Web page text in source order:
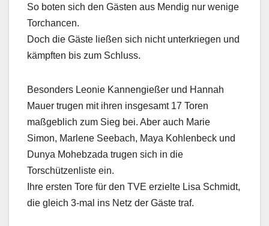
So boten sich den Gästen aus Mendig nur wenige
Torchancen.
Doch die Gäste ließen sich nicht unterkriegen und
kämpften bis zum Schluss.
Besonders Leonie Kannengießer und Hannah
Mauer trugen mit ihren insgesamt 17 Toren
maßgeblich zum Sieg bei. Aber auch Marie
Simon, Marlene Seebach, Maya Kohlenbeck und
Dunya Mohebzada trugen sich in die
Torschützenliste ein.
Ihre ersten Tore für den TVE erzielte Lisa Schmidt,
die gleich 3-mal ins Netz der Gäste traf.